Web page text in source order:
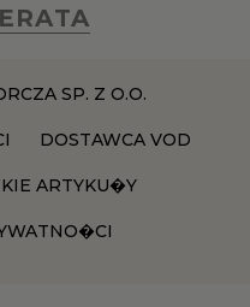
SP. Z O.O.
DOSTAWCA VOD
ARTYKU�Y